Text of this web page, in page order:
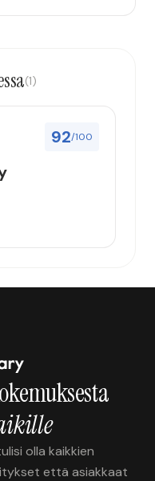
(1)
92/100
olla kaikkien
että asiakkaat